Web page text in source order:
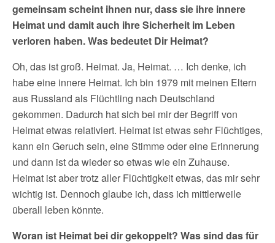
gemeinsam scheint ihnen nur, dass sie ihre innere
Heimat und damit auch ihre Sicherheit im Leben
verloren haben. Was bedeutet Dir Heimat?
Oh, das ist groß. Heimat. Ja, Heimat. … Ich denke, ich
habe eine innere Heimat. Ich bin 1979 mit meinen Eltern
aus Russland als Flüchtling nach Deutschland
gekommen. Dadurch hat sich bei mir der Begriff von
Heimat etwas relativiert. Heimat ist etwas sehr Flüchtiges,
kann ein Geruch sein, eine Stimme oder eine Erinnerung
und dann ist da wieder so etwas wie ein Zuhause.
Heimat ist aber trotz aller Flüchtigkeit etwas, das mir sehr
wichtig ist. Dennoch glaube ich, dass ich mittlerweile
überall leben könnte.
Woran ist Heimat bei dir gekoppelt? Was sind das für